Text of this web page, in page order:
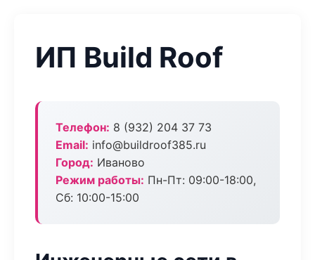
ИП Build Roof
Телефон: 8 (932) 204 37 73
Email: info@buildroof385.ru
Город: Иваново
Режим работы: Пн-Пт: 09:00-18:00,
Сб: 10:00-15:00